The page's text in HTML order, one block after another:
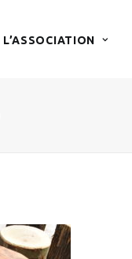
L’ASSOCIATION